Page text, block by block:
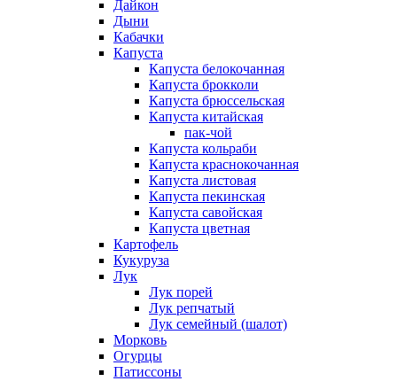
Дайкон
Дыни
Кабачки
Капуста
Капуста белокочанная
Капуста брокколи
Капуста брюссельская
Капуста китайская
пак-чой
Капуста кольраби
Капуста краснокочанная
Капуста листовая
Капуста пекинская
Капуста савойская
Капуста цветная
Картофель
Кукуруза
Лук
Лук порей
Лук репчатый
Лук семейный (шалот)
Морковь
Огурцы
Патиссоны